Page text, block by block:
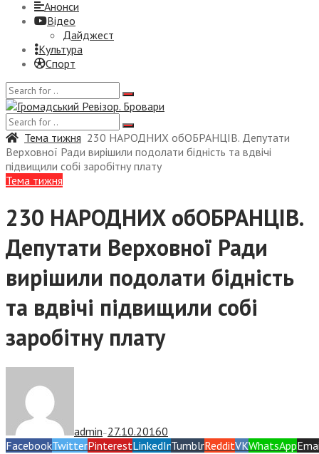
Анонси
Відео
Дайджест
Культура
Спорт
Тема тижня 230 НАРОДНИХ обОБРАНЦІВ. Депутати
Верховної Ради вирішили подолати бідність та вдвічі
підвищили собі заробітну плату
Тема тижня
230 НАРОДНИХ обОБРАНЦІВ.
Депутати Верховної Ради
вирішили подолати бідність
та вдвічі підвищили собі
заробітну плату
admin — 27.10.20160
FacebookTwitterPinterestLinkedInTumblrRedditVKWhatsApp